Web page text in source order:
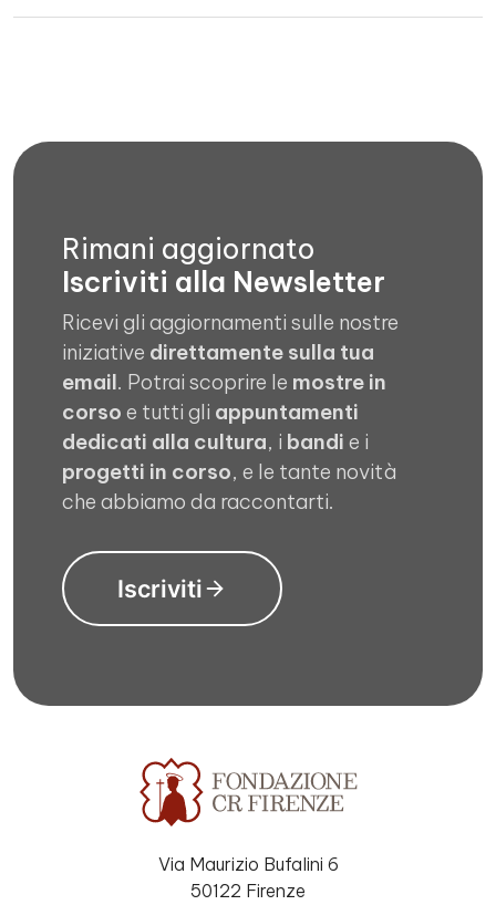
Rimani aggiornato
Iscriviti alla Newsletter
Ricevi gli aggiornamenti sulle nostre
iniziative direttamente sulla tua
email. Potrai scoprire le mostre in
corso e tutti gli appuntamenti
dedicati alla cultura, i bandi e i
progetti in corso, e le tante novità
che abbiamo da raccontarti.
Iscriviti
Via Maurizio Bufalini 6
50122 Firenze